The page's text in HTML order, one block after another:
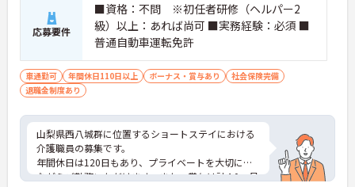
応募要件
■資格：不問 ※初任者研修（ヘルパー2
級）以上：あれば尚可 ■実務経験：必須 ■
普通自動車運転免許
車通勤可 年間休日110日以上 ボーナス・賞与あり
社会保険完備
退職金制度あり
山梨県西八城群に位置するショートステイにおける
介護職員の募集です。
年間休日は120日もあり、プライベートを大切にし
ながらご勤務いただけます。また、賞与は計4.0ヶ月